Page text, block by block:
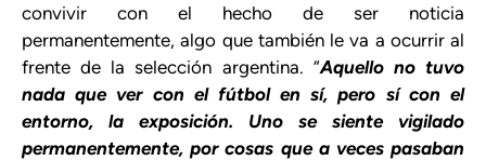
convivir con el hecho de ser noticia
permanentemente, algo que también le va a ocurrir al
frente de la selección argentina. “Aquello no tuvo
nada que ver con el fútbol en sí, pero sí con el
entorno, la exposición. Uno se siente vigilado
permanentemente, por cosas que a veces pasaban